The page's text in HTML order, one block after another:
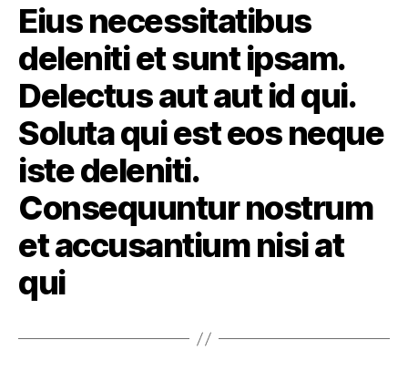
Eius necessitatibus
deleniti et sunt ipsam.
Delectus aut aut id qui.
Soluta qui est eos neque
iste deleniti.
Consequuntur nostrum
et accusantium nisi at
qui